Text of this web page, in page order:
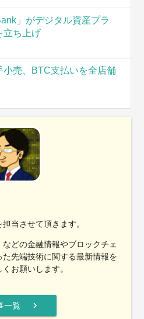
」がデジタル資産プラ
立ち上げ
小売、BTC支払いを全店舗
当させて頂きます。
どの金融情報やブロックチェ
先端技術に関する最新情報を
お願いします。
一覧 chevron_right